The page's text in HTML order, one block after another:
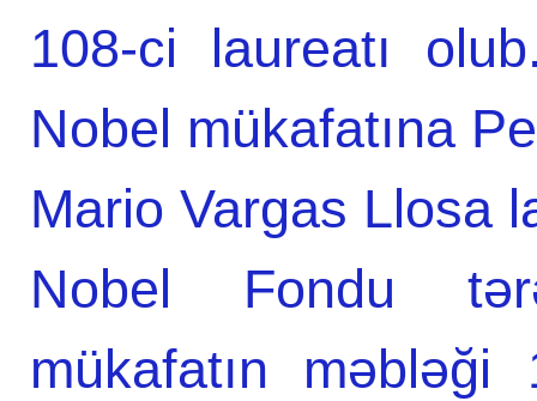
108-ci laureatı
Nobel mükafatına
Mario Vargas Llosa
Nobel Fondu
mükafatın